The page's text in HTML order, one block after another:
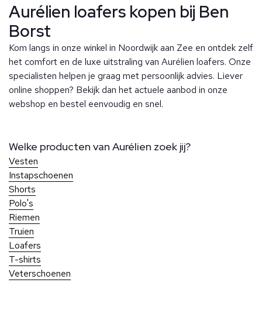
Aurélien loafers kopen bij Ben
Borst
Kom langs in onze winkel in Noordwijk aan Zee en ontdek zelf
het comfort en de luxe uitstraling van Aurélien loafers. Onze
specialisten helpen je graag met persoonlijk advies. Liever
online shoppen? Bekijk dan het actuele aanbod in onze
webshop en bestel eenvoudig en snel.
Welke producten van Aurélien zoek jij?
Vesten
Instapschoenen
Shorts
Polo's
Riemen
Truien
Loafers
T-shirts
Veterschoenen